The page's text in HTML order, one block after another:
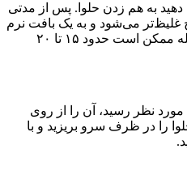
هم زدن حلوا. پس از مدتی
می‌شود و به یک بافت نرم
و لطیف می‌رسد. این مرحله ممکن است حدود ۱۵ تا ۲۰
رسید، آن را از روی
ظرف سرو بریزید و با